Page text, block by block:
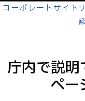
コーポレートサイト
庁内で説
ペー